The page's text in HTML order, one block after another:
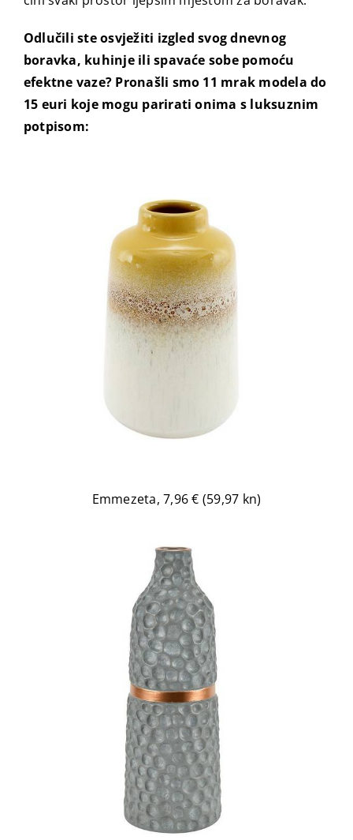
Odlučili ste osvježiti izgled svog dnevnog
boravka, kuhinje ili spavaće sobe pomoću
efektne vaze? Pronašli smo 11 mrak modela do
15 euri koje mogu parirati onima s luksuznim
potpisom:
Emmezeta, 7,96 € (59,97 kn)